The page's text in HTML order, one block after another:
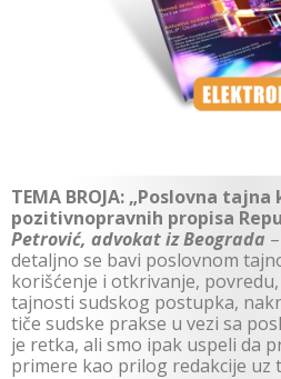
TEMA BROJA: „Poslovna
pozitivnopravnih propisa
Petrović, advokat iz Beograda
detaljno se bavi poslovnom
korišćenje i otkrivanje,
tajnosti sudskog postupka,
tiče sudske prakse u vezi sa
je retka, ali smo ipak uspeli da
primere kao prilog redakcije uz